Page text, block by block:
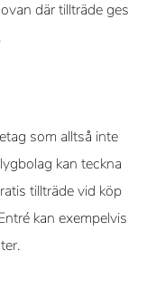
där tillträde ges
som alltså inte
kan teckna
tillträde vid köp
kan exempelvis